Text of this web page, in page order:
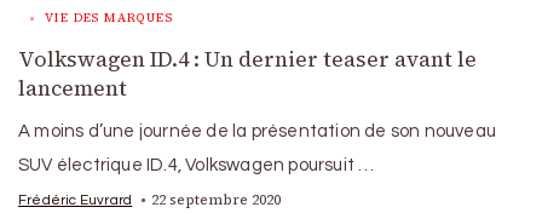
VIE DES MARQUES
Volkswagen ID.4 : Un dernier teaser avant le
lancement
A moins d’une journée de la présentation de son nouveau
SUV électrique ID.4, Volkswagen poursuit …
Frédéric Euvrard 22 septembre 2020